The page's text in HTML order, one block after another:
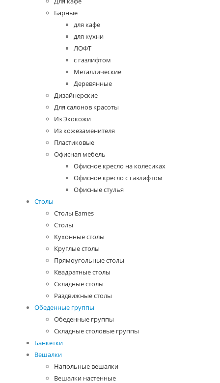
Барные
для кафе
для кухни
ЛОФТ
с газлифтом
Металлические
Деревянные
Дизайнерские
Для салонов красоты
Из Экокожи
Из кожезаменителя
Пластиковые
Офисная мебель
Офисное кресло на колесиках
Офисное кресло с газлифтом
Офисные стулья
Столы
Столы Eames
Столы
Кухонные столы
Круглые столы
Прямоугольные столы
Квадратные столы
Складные столы
Раздвижные столы
Обеденные группы
Обеденные группы
Складные столовые группы
Банкетки
Вешалки
Напольные вешалки
Вешалки настенные